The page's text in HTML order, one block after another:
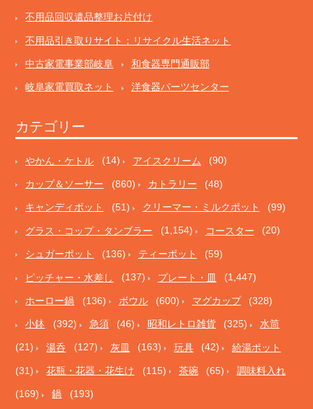
不用品回収遺品整理お片付け
不用品引き取りサイト：リサイクル生活ネット
中古家電事業部岐阜 和食器専門通販部
岐阜家電買取ネット 洋食器パーツセンター
カテゴリー
やかん・ケトル (14) アイスクリーム (90)
カップ＆ソーサー (860) カトラリー (48)
キャンディポット (51) クリーマー・ミルクポット (99)
グラス・コップ・タンブラー (1,154) コースター (20)
シュガーポット (136) ティーポット (59)
ピッチャー・水差し (137) プレート・皿 (1,447)
ホーロー鍋 (136) ボウル (600) マグカップ (328)
小鉢 (392) 急須 (46) 昭和レトロ雑貨 (325) 水筒
(21) 湯呑 (127) 灰皿 (163) 玩具 (42) 給湯ポット
(31) 花瓶・花器・花生け (115) 茶碗 (65) 調味料入れ
(169) 鍋 (193)